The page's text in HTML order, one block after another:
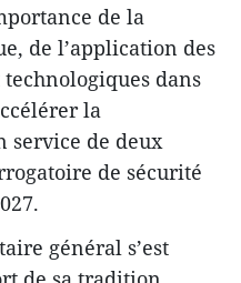
de la
de l’application des
dans
la
service de deux
de sécurité
général s’est